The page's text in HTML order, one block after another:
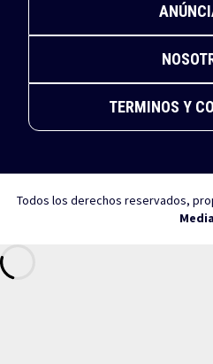
TERMINOS Y
Todos los derechos reservados,
Media